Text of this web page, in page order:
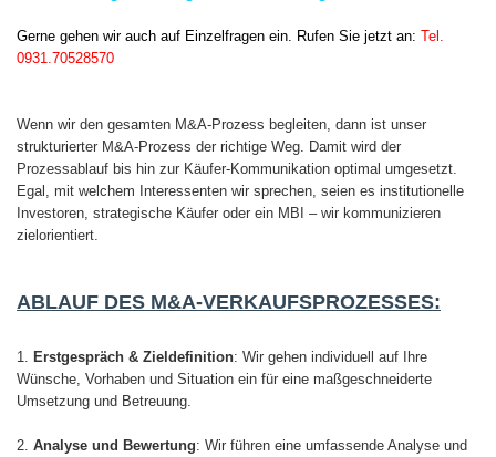
Gerne gehen wir auch auf Einzelfragen ein. Rufen Sie jetzt an: Tel.
0931.70528570
Wenn wir den gesamten M&A-Prozess begleiten, dann ist unser
strukturierter M&A-Prozess der richtige Weg. Damit wird der
Prozessablauf bis hin zur Käufer-Kommunikation optimal umgesetzt.
Egal, mit welchem Interessenten wir sprechen, seien es institutionelle
Investoren, strategische Käufer oder ein MBI – wir kommunizieren
zielorientiert.
ABLAUF DES M&A-VERKAUFSPROZESSES:
1. Erstgespräch & Zieldefinition: Wir gehen individuell auf Ihre
Wünsche, Vorhaben und Situation ein für eine maßgeschneiderte
Umsetzung und Betreuung.
2. Analyse und Bewertung: Wir führen eine umfassende Analyse und